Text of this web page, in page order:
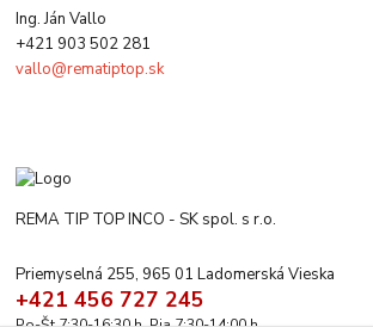
Ing. Ján Vallo
+421 903 502 281
vallo@rematiptop.sk
REMA TIP TOP INCO - SK spol. s r.o.
Priemyselná 255, 965 01 Ladomerská Vieska
+421 456 727 245